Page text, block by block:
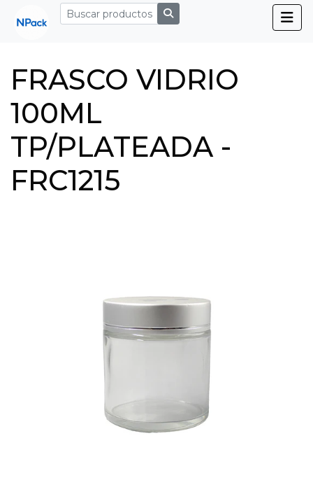
FRASCO VIDRIO
100ML
TP/PLATEADA -
FRC1215